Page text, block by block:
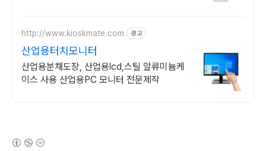
http://www.kioskmate.com 광고
산업용터치모니터
산업용분채도장, 산업용lcd,스틸 알류미늄케
이스 사용 산업용PC 모니터 전문제작